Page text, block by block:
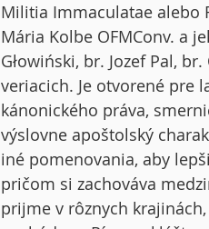
Militia Immaculatae alebo
Mária Kolbe OFMConv. a
Głowiński, br. Jozef Pal,
veriacich. Je otvorené pre
kánonického práva,
výslovne apoštolský
iné pomenovania, aby
pričom si zachováva
prijme v rôznych